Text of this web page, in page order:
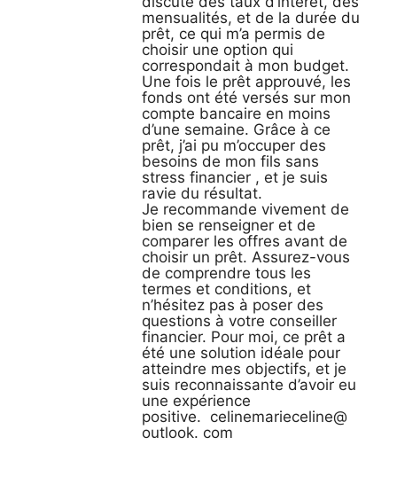
mensualités, et de la durée du
prêt, ce qui m’a permis de
choisir une option qui
correspondait à mon budget.
Une fois le prêt approuvé, les
fonds ont été versés sur mon
compte bancaire en moins
d’une semaine. Grâce à ce
prêt, j’ai pu m’occuper des
besoins de mon fils sans
stress financier , et je suis
ravie du résultat.
Je recommande vivement de
bien se renseigner et de
comparer les offres avant de
choisir un prêt. Assurez-vous
de comprendre tous les
termes et conditions, et
n’hésitez pas à poser des
questions à votre conseiller
financier. Pour moi, ce prêt a
été une solution idéale pour
atteindre mes objectifs, et je
suis reconnaissante d’avoir eu
une expérience
positive. celinemarieceline@
outlook. com